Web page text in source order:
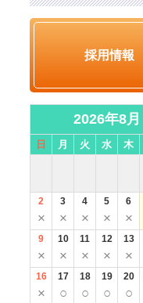
採用情報
2026年8月
日 月 火 水 木
2
×
3
×
4
×
5
×
6
×
9
×
10
×
11
×
12
×
13
×
16
×
17
○
18
○
19
○
20
○